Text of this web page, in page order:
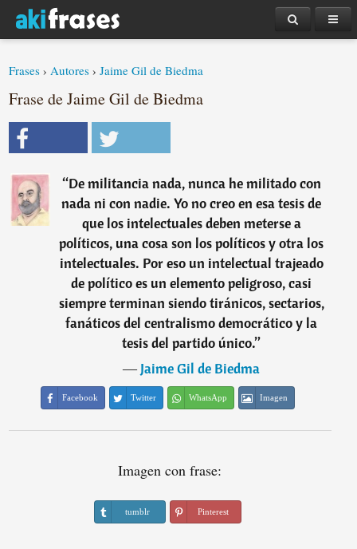
Frases ›Autores ›Jaime Gil de Biedma
Frase de Jaime Gil de Biedma
“De militancia nada, nunca he militado con
nada ni con nadie. Yo no creo en esa tesis de
que los intelectuales deben meterse a
políticos, una cosa son los políticos y otra los
intelectuales. Por eso un intelectual trajeado
de político es un elemento peligroso, casi
siempre terminan siendo tiránicos, sectarios,
fanáticos del centralismo democrático y la
tesis del partido único.”
―Jaime Gil de Biedma
Facebook Twitter WhatsApp Imagen
Imagen con frase:
tumblr Pinterest